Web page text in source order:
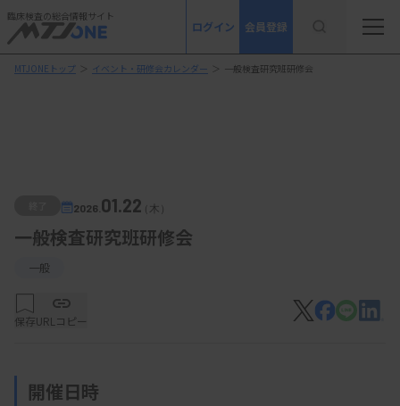
臨床検査の総合情報サイト
ログイン 会員登録
MTJONEトップ ＞ イベント・研修会カレンダー ＞ 一般検査研究班研修会
2026. 01.22（木）
一般検査研究班研修会
一般
保存URLコピー
開催日時